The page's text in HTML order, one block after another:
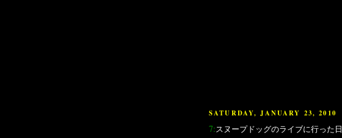
SATURDAY, JANUARY 23, 2010
7:スヌープドッグのライブに行った日